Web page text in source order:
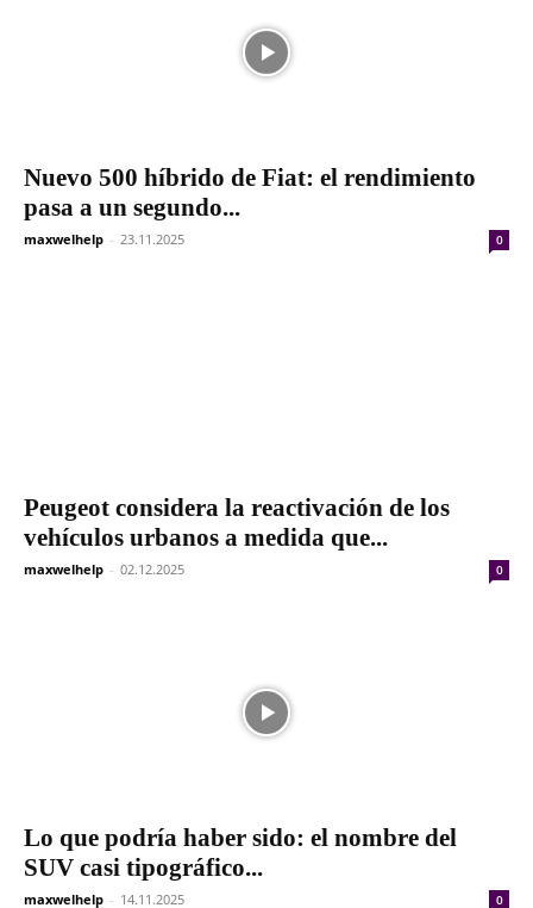
Nuevo 500 híbrido de Fiat: el rendimiento
pasa a un segundo...
maxwelhelp - 23.11.2025 0
Peugeot considera la reactivación de los
vehículos urbanos a medida que...
maxwelhelp - 02.12.2025 0
Lo que podría haber sido: el nombre del
SUV casi tipográfico...
maxwelhelp - 14.11.2025 0